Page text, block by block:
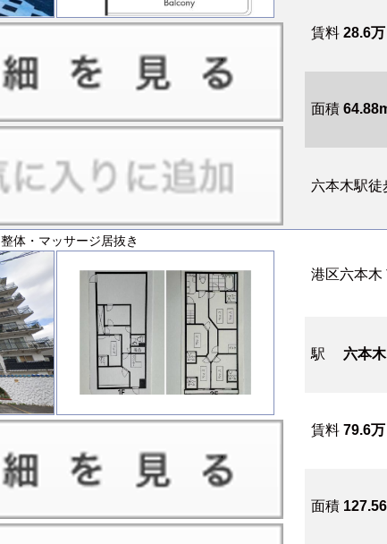
賃料 28.6万
面積
六本木駅徒
整体・マッサージ居抜き
港区六本木
駅 六本
賃料 79.6万
面積